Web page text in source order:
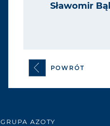
Sławomir
POWRÓT
GRUPA AZOTY